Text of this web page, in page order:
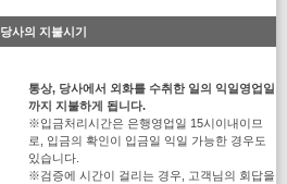
당사의 지불시기
통상, 당사에서 외화를 수취한 일의 익일영업일
까지 지불하게 됩니다.
※입금처리시간은 은행영업일 15시이내이므
로, 입금의 확인이 입금일 익일 가능한 경우도
있습니다.
※검증에 시간이 걸리는 경우, 고객님의 회답을